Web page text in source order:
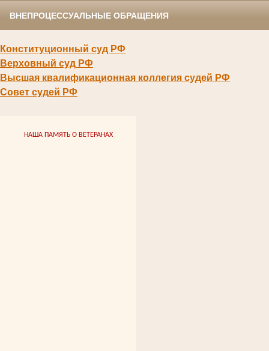
ВНЕПРОЦЕССУАЛЬНЫЕ ОБРАЩЕНИЯ
Конституционный суд РФ
Верховный суд РФ
Высшая квалификационная коллегия судей РФ
Совет судей РФ
НАША ПАМЯТЬ О ВЕТЕРАНАХ